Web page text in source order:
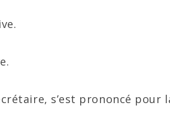
s’est prononcé pour